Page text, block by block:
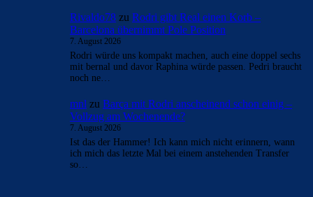
Rivaldo78 zu Rodri gibt Real einen Korb –
Barcelona übernimmt Pole Position
7. August 2026
Rodri würde uns kompakt machen, auch eine doppel sechs
mit bernal und davor Raphina würde passen. Pedri braucht
noch ne…
mnl zu Barça mit Rodri anscheinend schon einig –
Vollzug am Wochenende?
7. August 2026
Ist das der Hammer! Ich kann mich nicht erinnern, wann
ich mich das letzte Mal bei einem anstehenden Transfer
so…